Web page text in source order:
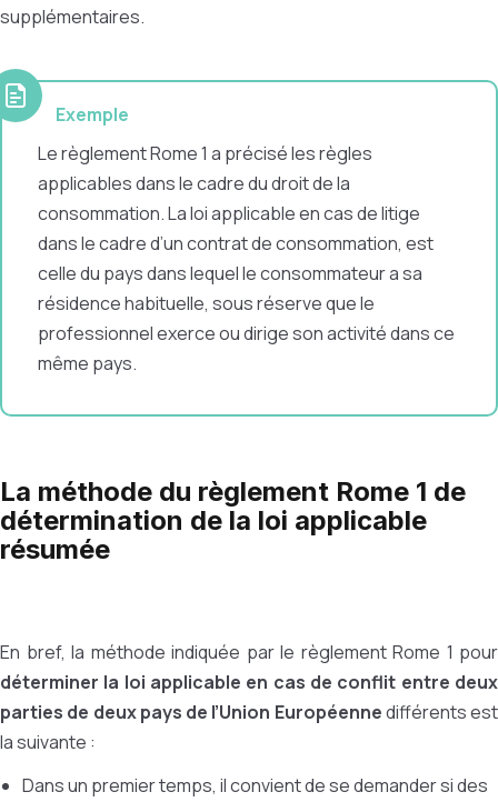
supplémentaires.
Exemple
Le règlement Rome 1 a précisé les règles
applicables dans le cadre du droit de la
consommation. La loi applicable en cas de litige
dans le cadre d’un contrat de consommation, est
celle du pays dans lequel le consommateur a sa
résidence habituelle, sous réserve que le
professionnel exerce ou dirige son activité dans ce
même pays.
La méthode du règlement Rome 1 de
détermination de la loi applicable
résumée
En bref, la méthode indiquée par le règlement Rome 1 pour
déterminer la loi applicable en cas de conflit entre deux
parties de deux pays de l’Union Européennedifférents est
la suivante :
Dans un premier temps, il convient de se demander si des